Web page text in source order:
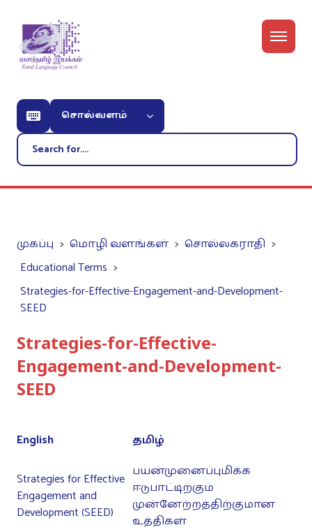
சொல்வளம்
முகப்பு மொழி வளங்கள்
சொல்லகராதி
Educational Terms
Strategies-for-Effective-Engagement-and-Development-
SEED
Strategies-for-Effective-
Engagement-and-Development-
SEED
English தமிழ்
Strategies for Effective
Engagement and
Development (SEED)
பயன்முனைப்புமிக்க
ஈடுபாட்டிற்கும்
முன்னேற்றத்திற்குமான
உத்திகள்